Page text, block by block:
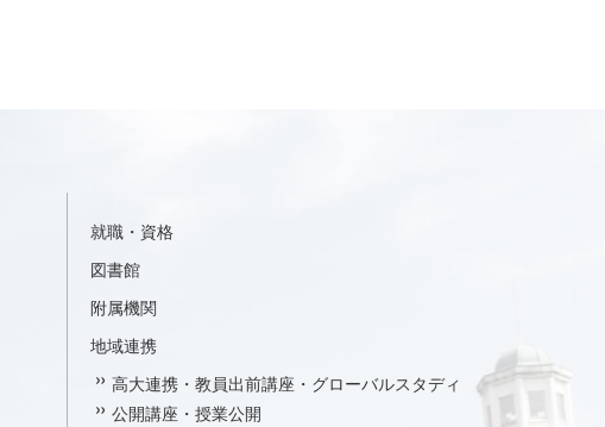
就職・資格
図書館
附属機関
地域連携
高大連携・教員出前講座・グローバルスタディ
公開講座・授業公開